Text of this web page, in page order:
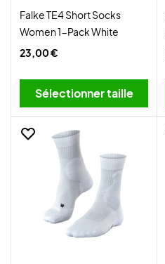
Falke TE4 Short Socks
Women 1-Pack White
23,00 €
Sélectionner taille